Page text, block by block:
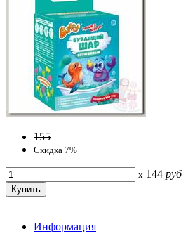
155
Скидка 7%
x 144 руб
Информация